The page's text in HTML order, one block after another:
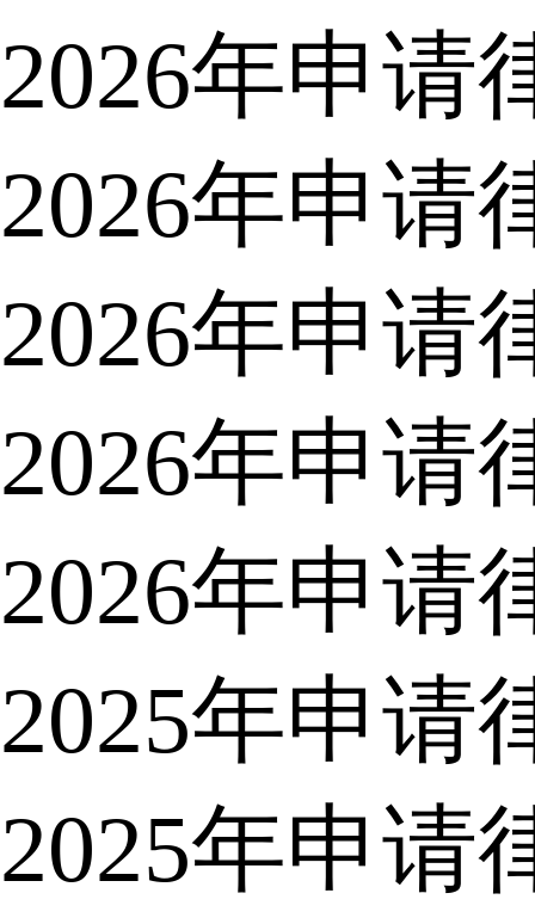
2026年申请
2026年申请
2026年申请
2026年申请
2026年申请
2025年申请
2025年申请